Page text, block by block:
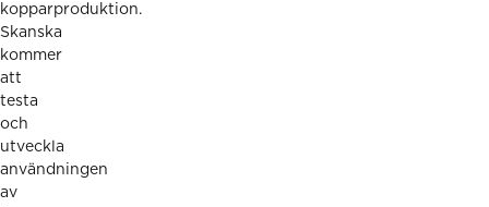
kopparproduktion.
Skanska
kommer
att
testa
och
utveckla
användningen
av